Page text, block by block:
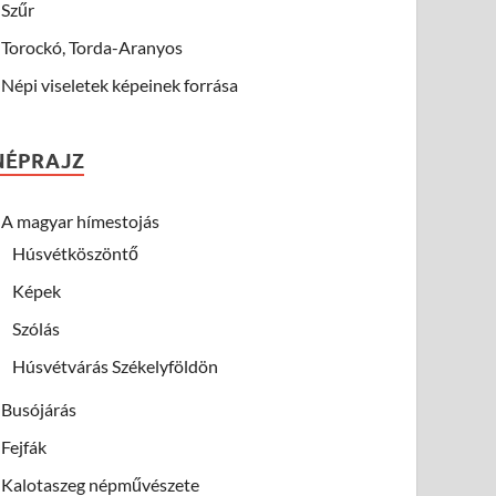
Szűr
Torockó, Torda-Aranyos
Népi viseletek képeinek forrása
A magyar hímestojás
Húsvétköszöntő
Képek
Szólás
Húsvétvárás Székelyföldön
Busójárás
Fejfák
Kalotaszeg népművészete